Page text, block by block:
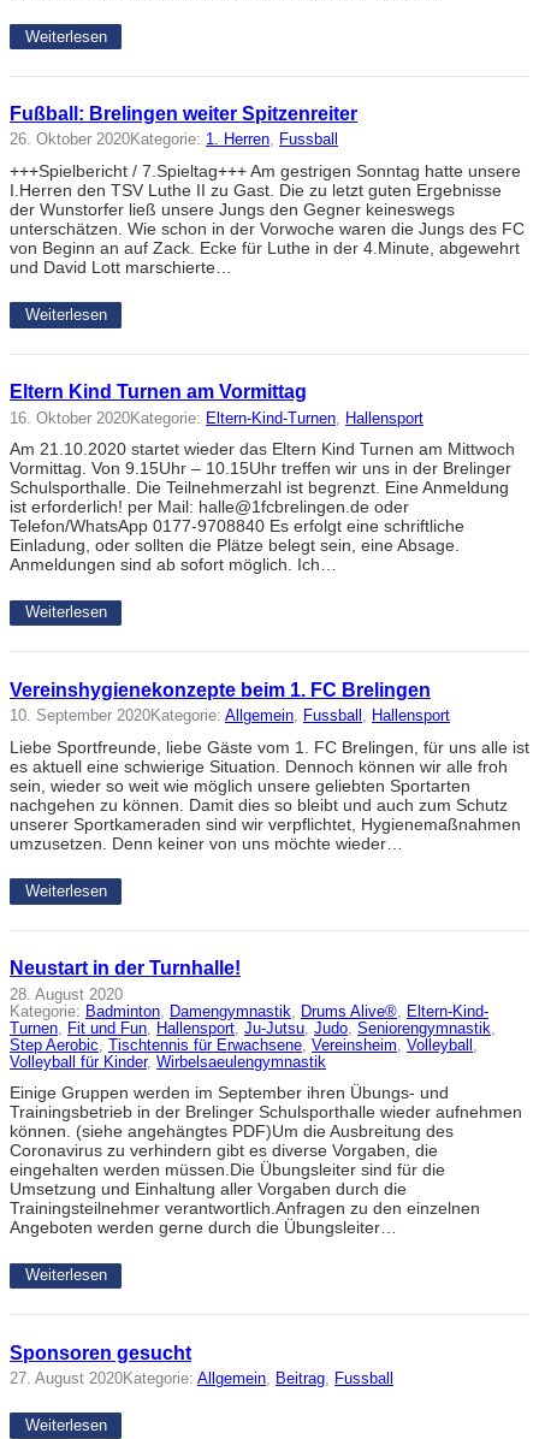
Weiterlesen
Fußball: Brelingen weiter Spitzenreiter
26. Oktober 2020Kategorie: 1. Herren, Fussball
+++Spielbericht / 7.Spieltag+++ Am gestrigen Sonntag hatte unsere
I.Herren den TSV Luthe II zu Gast. Die zu letzt guten Ergebnisse
der Wunstorfer ließ unsere Jungs den Gegner keineswegs
unterschätzen. Wie schon in der Vorwoche waren die Jungs des FC
von Beginn an auf Zack. Ecke für Luthe in der 4.Minute, abgewehrt
und David Lott marschierte…
Weiterlesen
Eltern Kind Turnen am Vormittag
16. Oktober 2020Kategorie: Eltern-Kind-Turnen Hallensport
Am 21.10.2020 startet wieder das Eltern Kind Turnen am Mittwoch
Vormittag. Von 9.15Uhr – 10.15Uhr treffen wir uns in der Brelinger
Schulsporthalle. Die Teilnehmerzahl ist begrenzt. Eine Anmeldung
ist erforderlich! per Mail: halle@1fcbrelingen.de oder
Telefon/WhatsApp 0177-9708840 Es erfolgt eine schriftliche
Einladung, oder sollten die Plätze belegt sein, eine Absage.
Anmeldungen sind ab sofort möglich. Ich…
Weiterlesen
Vereinshygienekonzepte beim 1. FC Brelingen
10. September 2020Kategorie: Allgemein, Fussball , Hallensport
Liebe Sportfreunde, liebe Gäste vom 1. FC Brelingen, für uns alle ist
es aktuell eine schwierige Situation. Dennoch können wir alle froh
sein, wieder so weit wie möglich unsere geliebten Sportarten
nachgehen zu können. Damit dies so bleibt und auch zum Schutz
unserer Sportkameraden sind wir verpflichtet, Hygienemaßnahmen
umzusetzen. Denn keiner von uns möchte wieder…
Weiterlesen
Neustart in der Turnhalle!
28. August 2020
Kategorie: Badminton Damengymnastik Drums Alive®
Eltern-Kind-
Turnen
Fit und Fun Hallensport Ju-Jutsu Judo Seniorengymnastik
Step Aerobic
Tischtennis für Erwachsene Vereinsheim Volleyball
Volleyball für Kinder, Wirbelsaeulengymnastik
Einige Gruppen werden im September ihren Übungs- und
Trainingsbetrieb in der Brelinger Schulsporthalle wieder aufnehmen
können. (siehe angehängtes PDF)Um die Ausbreitung des
Coronavirus zu verhindern gibt es diverse Vorgaben, die
eingehalten werden müssen.Die Übungsleiter sind für die
Umsetzung und Einhaltung aller Vorgaben durch die
Trainingsteilnehmer verantwortlich.Anfragen zu den einzelnen
Angeboten werden gerne durch die Übungsleiter…
Weiterlesen
Sponsoren gesucht
27. August 2020Kategorie: Allgemein, Beitrag, Fussball
Weiterlesen